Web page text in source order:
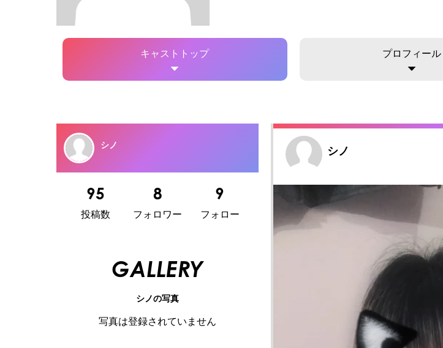
キャストトップ プロフィール
シノ
95
投稿数
8
フォロワー
9
フォロー
GALLERY
シノの写真
写真は登録されていません
シノ